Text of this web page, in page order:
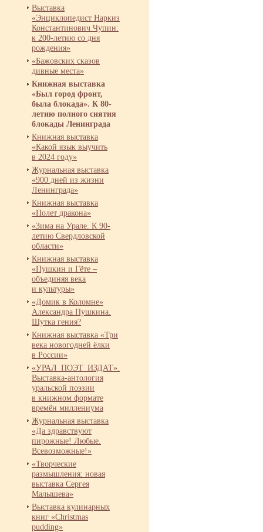
Выставка
«Энциклопедист Наркиз
Константинович Чупин:
к 200-летию со дня
рождения»
«Бажовских сказов
дивные места»
Книжная выставка
«Был город фронт,
была блокада». К 80-
летию полного снятия
блокады Ленинграда
Книжная выставка
«Какой язык выучить
в 2024 году»
Журнальная выставка
«900 дней из жизни
Ленинграда»
Книжная выставка
«Полет дракона»
«Зима на Урале. К 90-
летию Свердловской
области»
Книжная выставка
«Пушкин и Гёте –
объединяя века
и культуры»
«Домик в Коломне»
Александра Пушкина.
Шутка гения?
Книжная выставка «Три
века новогодней ёлки
в России»
«УРАЛ_ПОЭТ_ИЗДАТ».
Выставка-антология
уральской поэзии
в книжном формате
времён миллениума
Журнальная выставка
«Да здравствуют
пирожные! Любые.
Всевозможные!»
«Творческие
размышления: новая
выставка Сергея
Малышева»
Выставка кулинарных
книг «Christmas
pudding»